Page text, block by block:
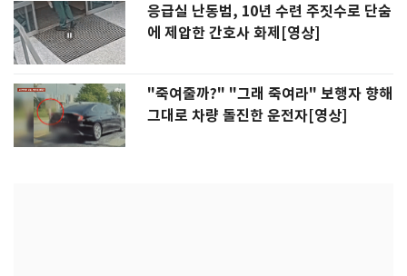
응급실 난동범, 10년 수련 주짓수로 단숨
에 제압한 간호사 화제[영상]
"죽여줄까?" "그래 죽여라" 보행자 향해
그대로 차량 돌진한 운전자[영상]